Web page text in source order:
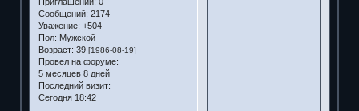
Сообщений: 2174
Уважение: +504
Пол: Мужской
Возраст: 39 [1986-08-19]
Провел на форуме:
5 месяцев 8 дней
Последний визит:
Сегодня 18:42